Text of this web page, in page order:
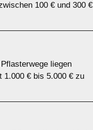
100 € und 300 €
liegen
1.000 € bis 5.000 € zu